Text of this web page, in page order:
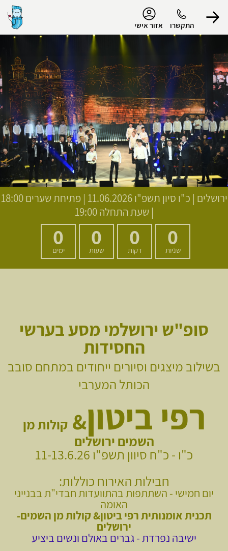
התקשרו אזור אישי
הפרופיל שלי
התנתק
ירושלים | כ"ו סיון תשפ"ו
11.06.2026 | פתיחת שערים 18:00
| שעת התחלה 19:00
0
שניות
0
דקות
0
שעות
0
ימים
סופ"ש ירושלמי מסע בערשי
החסידות
בשילוב מיצגים וסיורים ייחודים במתחם סובב
הכותל המערבי
רפי ביטון&קולות מן
השמים ירושלים
כ"ו - כ"ח סיוון תשפ"ו 11-13.6.26
חבילות האירוח כוללות:
יום חמישי - השתתפות בהתוועדות חבדי"ת בבנייני
האומה
תכנית אומנותית רפי ביטון& קולות מן השמים-
ירושלים
ישיבה נפרדת - גברים באולם ונשים ביציע